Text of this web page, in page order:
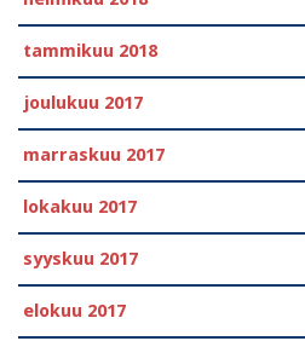
tammikuu 2018
joulukuu 2017
marraskuu 2017
lokakuu 2017
syyskuu 2017
elokuu 2017